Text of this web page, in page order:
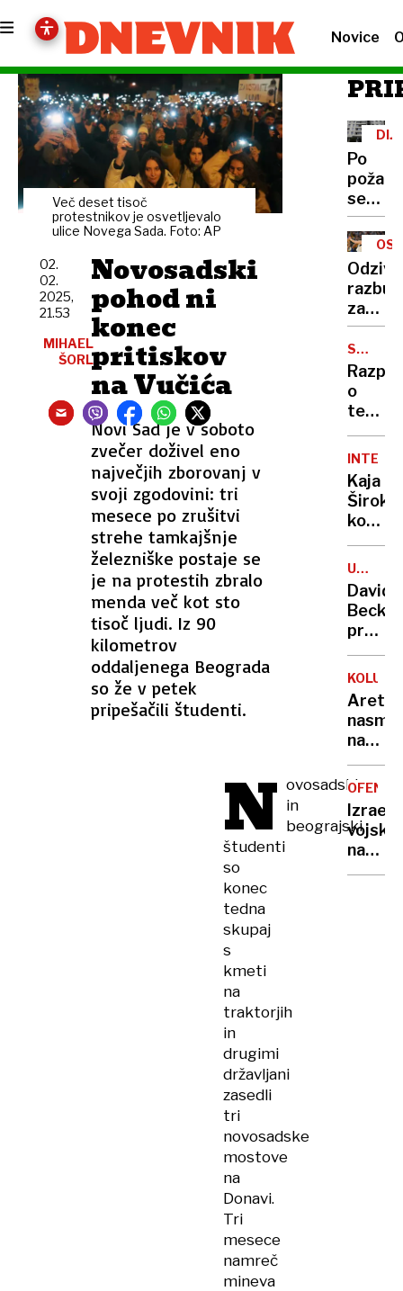
Novice
Več deset tisoč
protestnikov je osvetljevalo
ulice Novega Sada. Foto: AP
Novosadski
pohod ni
konec
pritiskov
na Vučića
Novi Sad je v soboto
zvečer doživel eno
največjih zborovanj v
svoji zgodovini: tri
mesece po zrušitvi
strehe tamkajšnje
železniške postaje se
je na protestih zbralo
menda več kot sto
tisoč ljudi. Iz 90
kilometrov
oddaljenega Beograda
so že v petek
pripešačili študenti.
02.
02.
2025,
21.53
MIHAEL
ŠORL
N ovosadski
in
beograjski
študenti
so
konec
tedna
skupaj
s
kmeti
na
traktorjih
in
drugimi
državljani
zasedli
tri
novosadske
mostove
na
Donavi.
Tri
mesece
namreč
mineva
Po
požaru
se
dijaki
v
dom,
inženir
da ni
ovir
za
bivanje
Odzivi
zaradi
Luke
SKOKI
o
Razlog
za
je le
Kaja
Širok,
Epic:
Dve
mesti.
Dve
državi.
Ena
David
z
novim
ki se
je
izdajal
za
vojska